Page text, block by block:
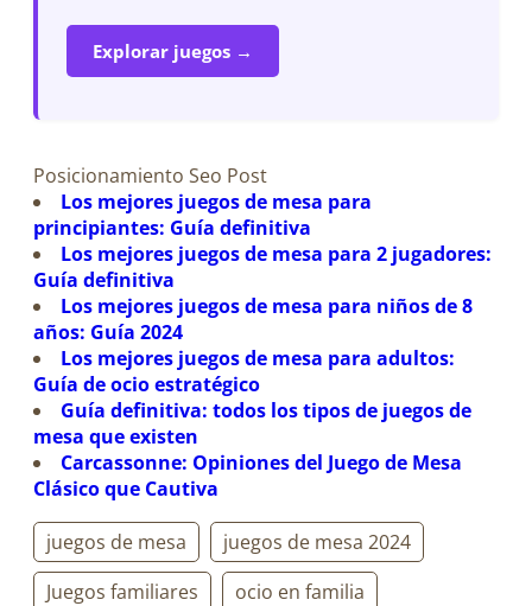
Explorar juegos →
Posicionamiento Seo Post
Los mejores juegos de mesa para
principiantes: Guía definitiva
Los mejores juegos de mesa para 2 jugadores:
Guía definitiva
Los mejores juegos de mesa para niños de 8
años: Guía 2024
Los mejores juegos de mesa para adultos:
Guía de ocio estratégico
Guía definitiva: todos los tipos de juegos de
mesa que existen
Carcassonne: Opiniones del Juego de Mesa
Clásico que Cautiva
juegos de mesa
juegos de mesa 2024
Juegos familiares
ocio en familia